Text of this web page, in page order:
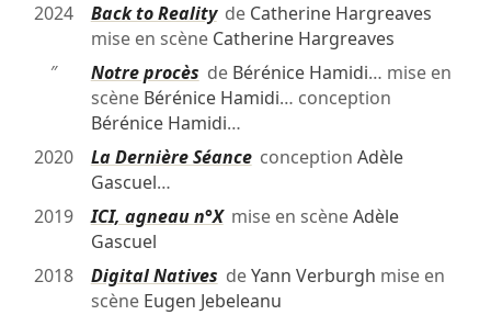
2024
Back to Realityde Catherine Hargreaves
mise en scène Catherine Hargreaves
″
Notre procès de Bérénice Hamidi… mise en
scène Bérénice Hamidi… conception
Bérénice Hamidi…
2020
La Dernière Séanceconception Adèle
Gascuel…
2019
ICI, agneau n°Xmise en scèneAdèle
Gascuel
2018
Digital Natives deYann Verburgh mise en
scène Eugen Jebeleanu